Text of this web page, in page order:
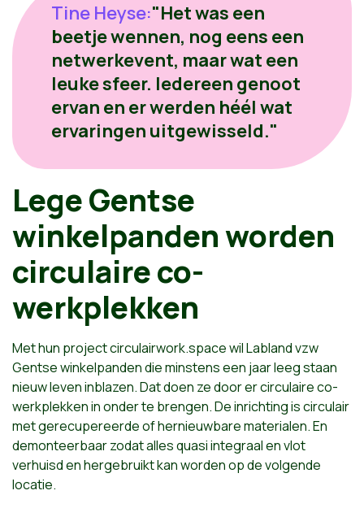
Tine Heyse:"Het was een
beetje wennen, nog eens een
netwerkevent, maar wat een
leuke sfeer. Iedereen genoot
ervan en er werden héél wat
ervaringen uitgewisseld."
Lege Gentse
winkelpanden worden
circulaire co-
werkplekken
Met hun project circulairwork.space wil Labland vzw
Gentse winkelpanden die minstens een jaar leeg staan
nieuw leven inblazen. Dat doen ze door er circulaire co-
werkplekken in onder te brengen. De inrichting is circulair
met gerecupereerde of hernieuwbare materialen. En
demonteerbaar zodat alles quasi integraal en vlot
verhuisd en hergebruikt kan worden op de volgende
locatie.